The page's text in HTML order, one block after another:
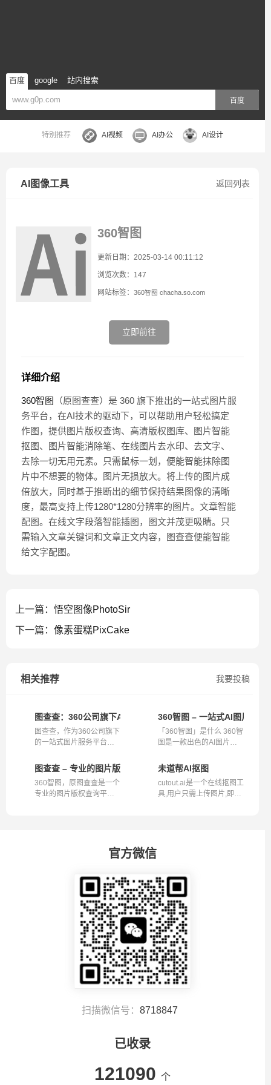
百度 google 站内搜索
百度
特别推荐 AI视频 AI办公 AI设计
返回列表
AI图像工具
360智图
更新日期：2025-03-14 00:11:12
浏览次数：147
网站标签：360智图 chacha.so.com
立即前往
详细介绍
360智图
（原图查查）是 360 旗下推出的一站式图片服
务平台，在AI技术的驱动下，可以帮助用户轻松搞定
作图，提供图片版权查询、高清版权图库、图片智能
抠图、图片智能消除笔、在线图片去水印、去文字、
去除一切无用元素。只需鼠标一划，便能智能抹除图
片中不想要的物体。图片无损放大。将上传的图片成
倍放大，同时基于推断出的细节保持结果图像的清晰
度，最高支持上传1280*1280分辨率的图片。文章智能
配图。在线文字段落智能插图，图文并茂更吸睛。只
需输入文章关键词和文章正文内容，图查查便能智能
给文字配图。
上一篇： 悟空图像PhotoSir
下一篇： 像素蛋糕PixCake
我要投稿
相关推荐
图查查：360公司旗下AI驱动的一站式图片编辑与处理平台
图查查，作为360公司旗下
的一站式图片服务平台，
360智图 – 一站式AI图片创作
「360智图」是什么 360智
图是一款出色的AI图片创
图查查 – 专业的图片版权查询平台
360智图，原图查查是一个
专业的图片版权查询平
未道帮AI抠图
cutout.ai是一个在线抠图工
具,用户只需上传图片,即可
官方微信
扫描微信号： 8718847
已收录
121090 个